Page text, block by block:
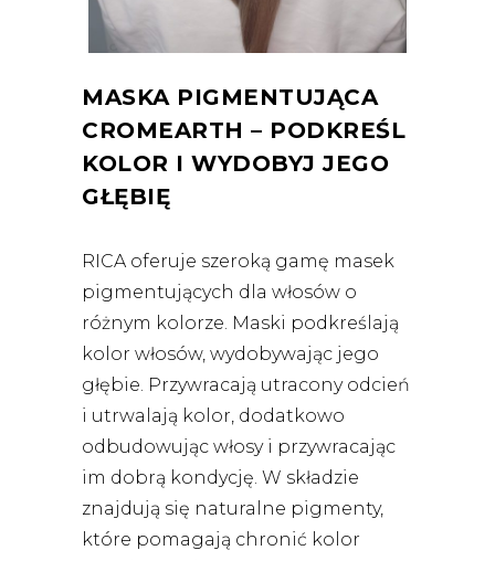
MASKA PIGMENTUJĄCA
CROMEARTH – PODKREŚL
KOLOR I WYDOBYJ JEGO
GŁĘBIĘ
RICA oferuje szeroką gamę masek
pigmentujących dla włosów o
różnym kolorze. Maski podkreślają
kolor włosów, wydobywając jego
głębie. Przywracają utracony odcień
i utrwalają kolor, dodatkowo
odbudowując włosy i przywracając
im dobrą kondycję. W składzie
znajdują się naturalne pigmenty,
które pomagają chronić kolor